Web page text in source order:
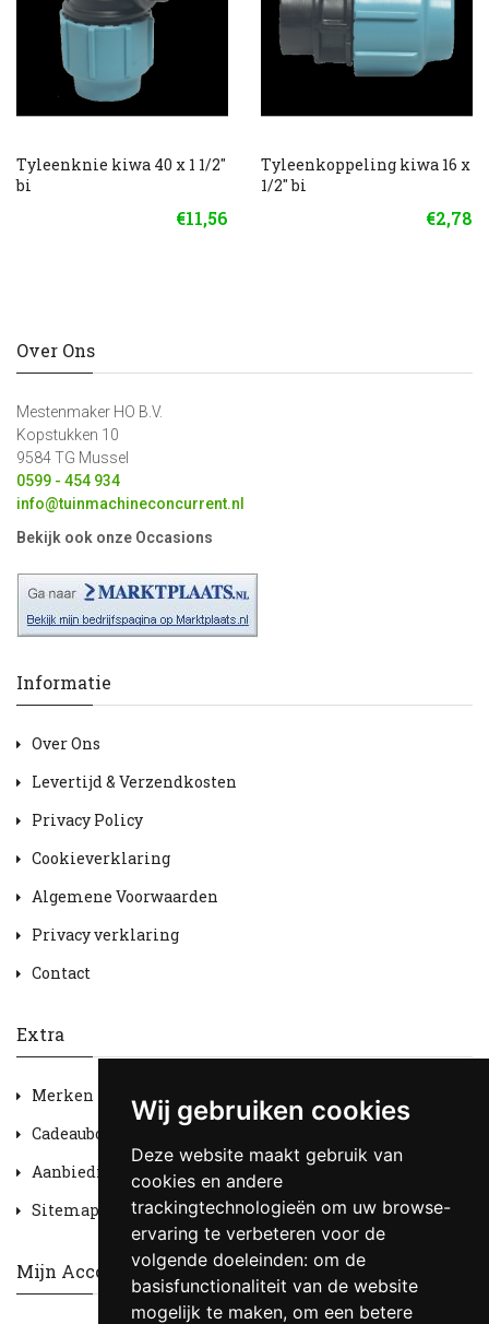
Wij gebruiken cookies
Deze website maakt gebruik van
cookies en andere
trackingtechnologieën om uw browse-
ervaring te verbeteren voor de
volgende doeleinden: om de
basisfunctionaliteit van de website
mogelijk te maken, om een betere
Tyleenknie kiwa 40 x 1 1/2"
bi
€11,56
Tyleenkoppeling kiwa 16 x
1/2" bi
€2,78
Over Ons
Mestenmaker HO B.V.
Kopstukken 10
9584 TG Mussel
0599 - 454 934
info@tuinmachineconcurrent.nl
Bekijk ook onze Occasions
Informatie
Over Ons
Levertijd & Verzendkosten
Privacy Policy
Cookieverklaring
Algemene Voorwaarden
Privacy verklaring
Contact
Extra
Merken
Cadeaubon
Aanbiedingen
Sitemap
Mijn Account